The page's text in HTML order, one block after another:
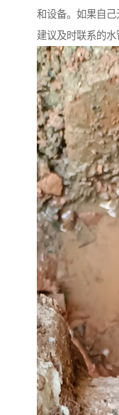
和设备。如果自己
建议及时联系的水